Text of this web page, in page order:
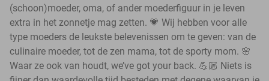
(schoon)moeder, oma, of ander moederfiguur in je leven
extra in het zonnetje mag zetten. 💗 Wij hebben voor alle
type moeders de leukste belevenissen om te geven: van de
culinaire moeder, tot de zen mama, tot de sporty mom. 🌸
Waar ze ook van houdt, we’ve got your back. 💪🏼 Niets is